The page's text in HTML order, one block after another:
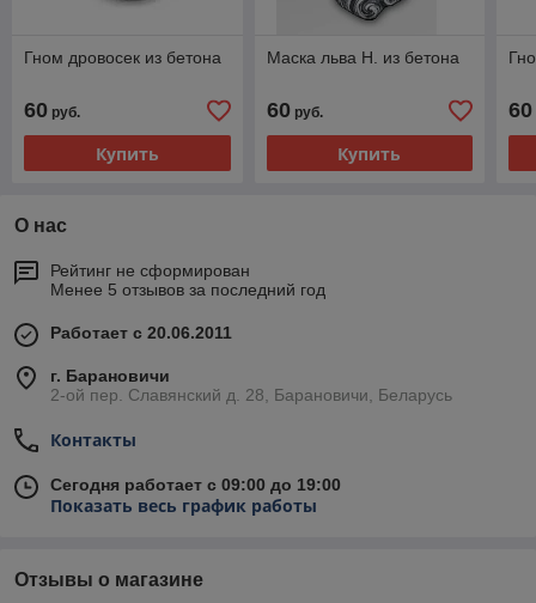
Гном дровосек из бетона
60 руб.
Купить
Маска льва Н. из бетона
60руб.
Купить
60
О нас
Рейтинг не сформирован
Менее 5 отзывов за последний год
Работает с 20.06.2011
г. Барановичи
2-ой пер. Славянский д. 28, Барановичи, Беларусь
Контакты
Сегодня работает с 09:00 до 19:00
Показать весь график работы
Отзывы о магазине